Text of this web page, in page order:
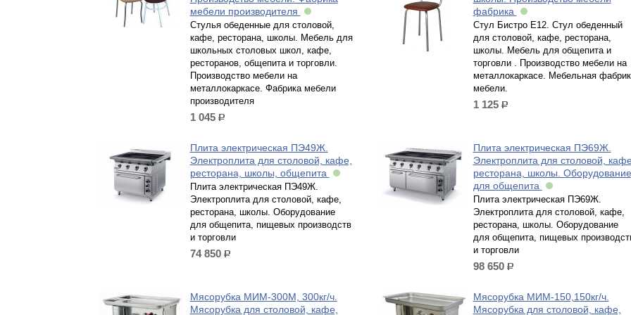
мебели производителя
Стулья обеденные для столовой,
кафе, ресторана, школы. Мебель для
школьных столовых школ, кафе,
ресторанов, общепита и торговли.
Производство мебели на
металлокаркасе. Фабрика мебели
производителя
1 045 р.
фабрика
Стул Бистро Е12. Стул обеденный
для столовой, кафе, ресторана,
школы. Мебель для общепита и
торговли . Производство мебели на
металлокаркасе. Мебельная
мебели.
1 125 р.
Плита электрическая ПЭ49Ж.
Электроплита для столовой, кафе,
ресторана, школы, общепита
Плита электрическая ПЭ49Ж.
Электроплита для столовой, кафе,
ресторана, школы. Оборудование
для общепита, пищевых производств
и торговли
74 850 р.
Плита электрическая ПЭ69Ж.
Электроплита для столовой,
ресторана, школы. Оборудование
для общепита
Плита электрическая ПЭ69Ж.
Электроплита для столовой, кафе,
ресторана, школы. Оборудование
для общепита, пищевых
и торговли
98 650 р.
Мясорубка МИМ-300М, 300кг/ч.
Мясорубка для столовой, кафе,
Мясорубка МИМ-150,150кг/ч.
Мясорубка для столовой, кафе,